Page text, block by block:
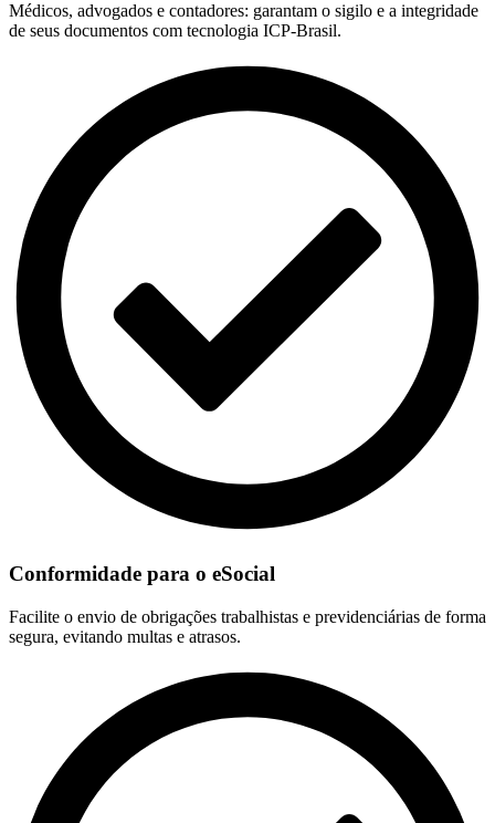
Médicos, advogados e contadores: garantam o sigilo e a integridade
de seus documentos com tecnologia ICP-Brasil.
Conformidade para o eSocial
Facilite o envio de obrigações trabalhistas e previdenciárias de forma
segura, evitando multas e atrasos.